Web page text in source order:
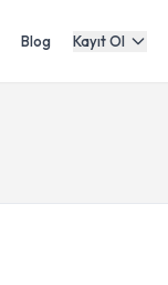
Blog Kayıt Ol